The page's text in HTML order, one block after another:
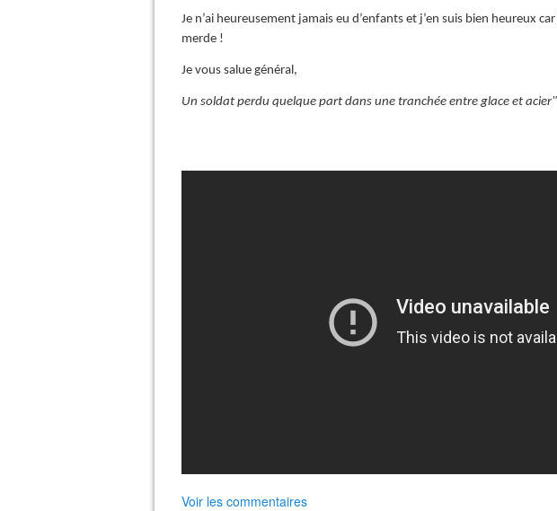
Je n’ai heureusement jamais eu d’enfants et j’en suis bien heureux
merde !
Je vous salue général,
Un soldat perdu quelque part dans une tranchée entre glace et acier"
Voir les commentaires